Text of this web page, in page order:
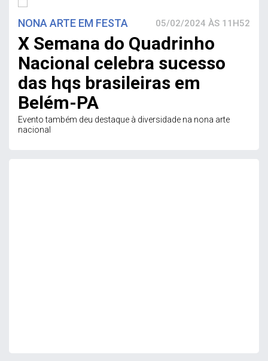
NONA ARTE EM FESTA 05/02/2024 ÀS 11H52
X Semana do Quadrinho
Nacional celebra sucesso
das hqs brasileiras em
Belém-PA
Evento também deu destaque à diversidade na nona arte
nacional